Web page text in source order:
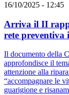
16/10/2025 - 12:45
Arriva il II
rete preventiva
Il documento della
approfondisce il
attenzione alla
“accompagnare le
guarigione e